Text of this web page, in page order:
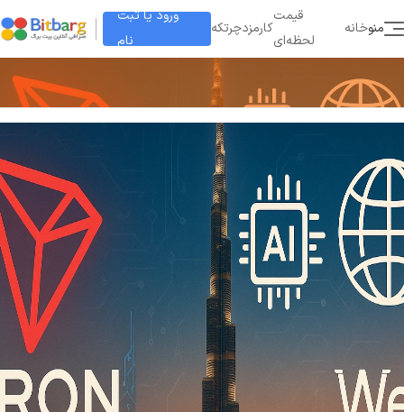
ورود یا ثبت
نام
چرتکهکارمزد
قیمت
لحظه‌ای
خانهمنو